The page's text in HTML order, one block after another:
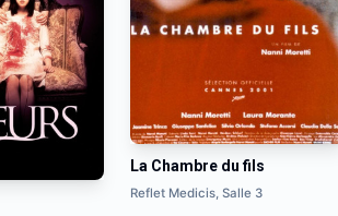
La Chambre du fils
Reflet Medicis, Salle 3